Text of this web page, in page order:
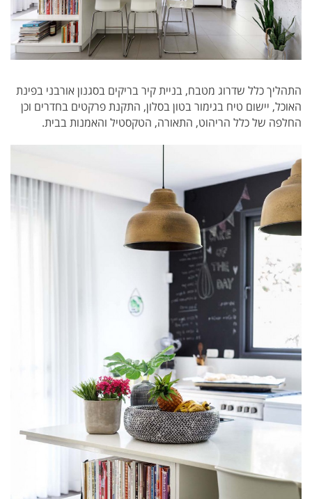
התהליך כלל שדרוג מטבח, בניית קיר בריקים בסגנון אורבני בפינת
האוכל, יישום טיח בגימור בטון בסלון, התקנת פרקטים בחדרים וכן
החלפה של כלל הריהוט, התאורה, הטקסטיל והאמנות בבית.